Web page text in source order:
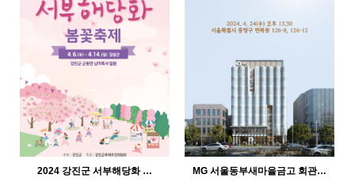
2024 강진군 서부해당화 … MG 서울동부새마을금고 회관…